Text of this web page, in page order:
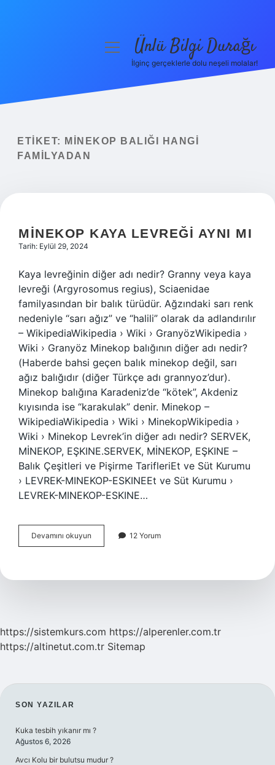
Yasal Uyarı
menüyüÜnlü Bilgi Durağı
İlginç gerçeklerle dolu neşeli molalar!
ETIKET:
MINEKOP BALIĞI HANGI
FAMILYADAN
MINEKOP KAYA LEVREĞI AYNI MI
Tarih: Eylül 29, 2024
Kaya levreğinin diğer adı nedir? Granny veya kaya
levreği (Argyrosomus regius), Sciaenidae
familyasından bir balık türüdür. Ağzındaki sarı renk
nedeniyle “sarı ağız” ve “halili” olarak da adlandırılır
– WikipediaWikipedia › Wiki › GranyözWikipedia ›
Wiki › Granyöz Minekop balığının diğer adı nedir?
(Haberde bahsi geçen balık minekop değil, sarı
ağız balığıdır (diğer Türkçe adı grannyoz’dur).
Minekop balığına Karadeniz’de “kötek”, Akdeniz
kıyısında ise “karakulak” denir. Minekop –
WikipediaWikipedia › Wiki › MinekopWikipedia ›
Wiki › Minekop Levrek’in diğer adı nedir? SERVEK,
MİNEKOP, EŞKINE.SERVEK, MİNEKOP, EŞKINE –
Balık Çeşitleri ve Pişirme TarifleriEt ve Süt Kurumu
› LEVREK-MINEKOP-ESKINEEt ve Süt Kurumu ›
LEVREK-MINEKOP-ESKINE…
Devamını okuyun Minekop
Kaya
Mı
12 Yorum
https://sistemkurs.com https://alperenler.com.tr
https://altinetut.com.tr Sitemap
SIDEBAR
SON YAZILAR
Kuka tesbih yıkanır mı ?
Ağustos 6, 2026
Avcı Kolu bir bulutsu mudur ?